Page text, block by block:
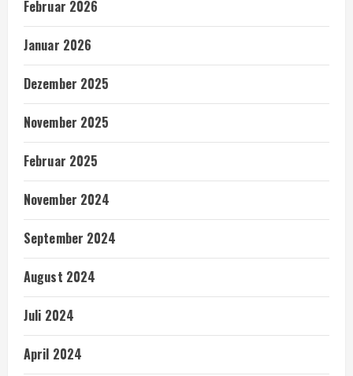
Februar 2026
Januar 2026
Dezember 2025
November 2025
Februar 2025
November 2024
September 2024
August 2024
Juli 2024
April 2024